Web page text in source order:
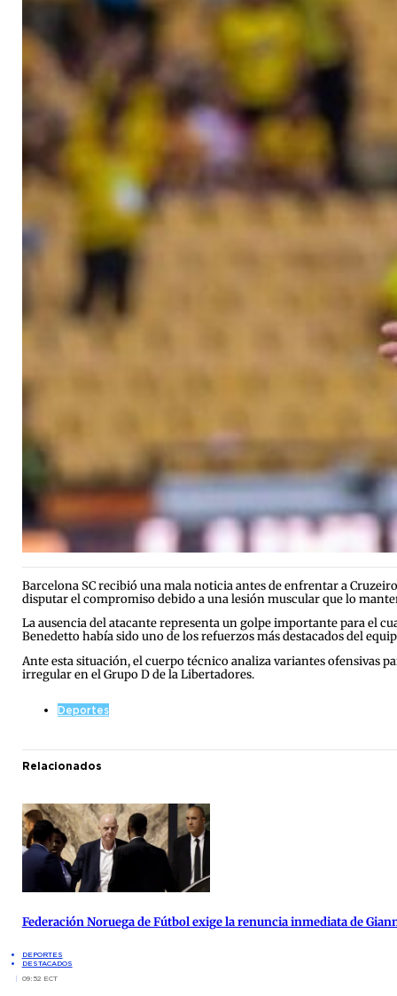
Barcelona SC recibió una mala noticia antes de enfrentar a
disputar el compromiso debido a una lesión muscular que lo
La ausencia del atacante representa un golpe importante para el
Benedetto había sido uno de los refuerzos más destacados del
Ante esta situación, el cuerpo técnico analiza variantes ofensivas
irregular en el Grupo D de la Libertadores.
Deportes
Relacionados
Federación Noruega de Fútbol exige la renuncia inmediata de
DEPORTES
DESTACADOS
09:52 ECT